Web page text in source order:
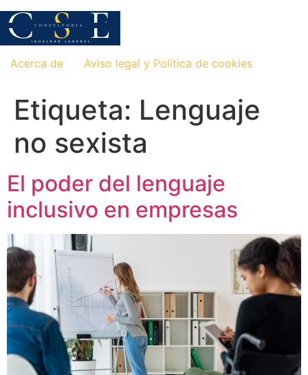
Saltar
contenido
Acerca de
Aviso legal y Política de cookies
Etiqueta: Lenguaje
no sexista
El poder del lenguaje
inclusivo en empresas